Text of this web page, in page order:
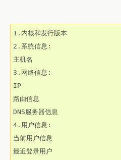
1.内核和发行版本
2.系统信息:
主机名
3.网络信息:
IP
路由信息
DNS服务器信息
4.用户信息:
当前用户信息
最近登录用户